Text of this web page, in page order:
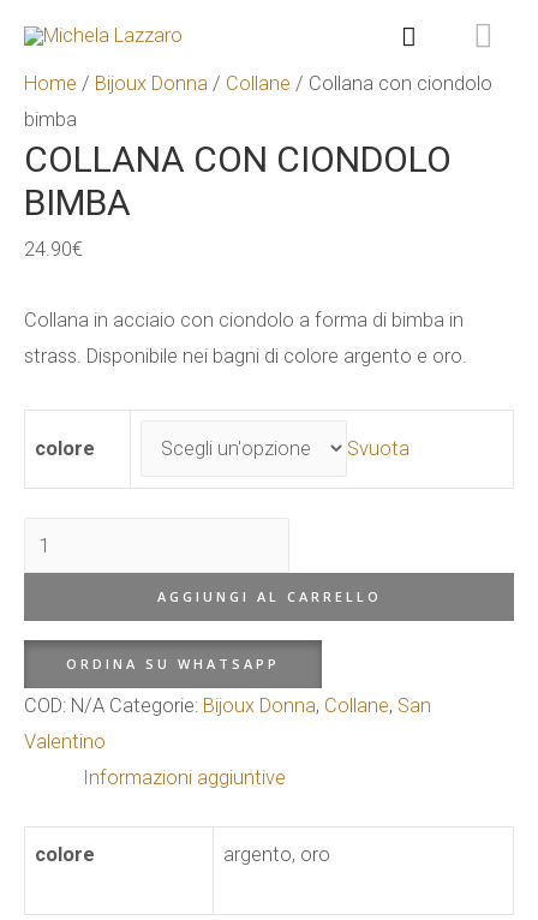
Cerca
Home / Bijoux Donna / Collane / Collana con ciondolo
bimba
COLLANA CON CIONDOLO
BIMBA
24.90€
Collana in acciaio con ciondolo a forma di bimba in
strass. Disponibile nei bagni di colore argento e oro.
colore Svuota
Collana
con
bimba
AGGIUNGI AL CARRELLO
ORDINA SU WHATSAPP
COD: N/A Categorie: Bijoux Donna, Collane, San
Valentino
Informazioni aggiuntive
colore argento, oro